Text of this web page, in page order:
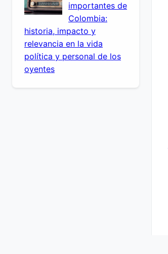
importantes de
Colombia:
historia, impacto y
relevancia en la vida
política y personal de los
oyentes